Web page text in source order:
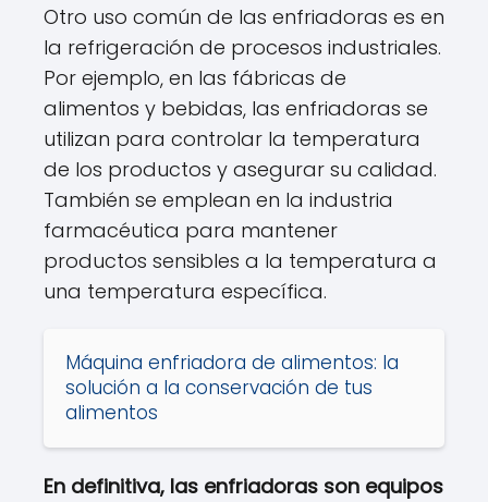
Otro uso común de las enfriadoras es en
la refrigeración de procesos industriales.
Por ejemplo, en las fábricas de
alimentos y bebidas, las enfriadoras se
utilizan para controlar la temperatura
de los productos y asegurar su calidad.
También se emplean en la industria
farmacéutica para mantener
productos sensibles a la temperatura a
una temperatura específica.
Máquina enfriadora de alimentos: la
solución a la conservación de tus
alimentos
En definitiva, las enfriadoras son equipos